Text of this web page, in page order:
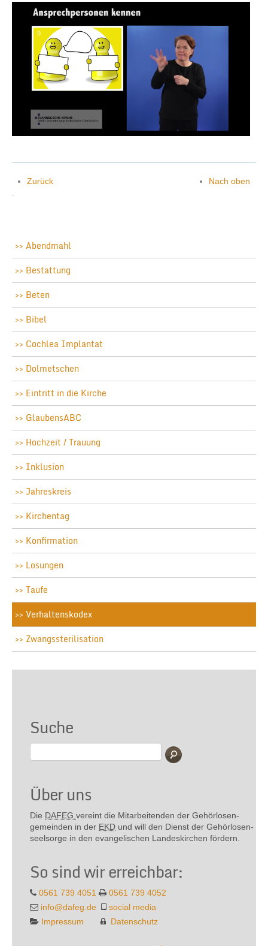
Zurück
Nach oben
.
Abendmahl
Bestattung
Beten
Bibel
Cochlea Implantat
Dolmetschen
Eintritt in die Kirche
GlaubensABC
Hochzeit / Trauung
Inklusion
Jahreskreis
Kirchentag
Konfirmation
Losungen
Taufe
Verhaltenskodex
Zwangssterilisation
Suche
Über uns
Die DAFEG vereint die Mitarbeitenden der Gehör­losen­
gemeinden in der EKD und will den Dienst der Gehör­losen­
seel­sorge in den evange­lischen Landes­kirchen fördern.
So sind wir erreichbar:
0561 739 4051
0561 739 4052
info@dafeg.de
social media
Impressum
Datenschutz